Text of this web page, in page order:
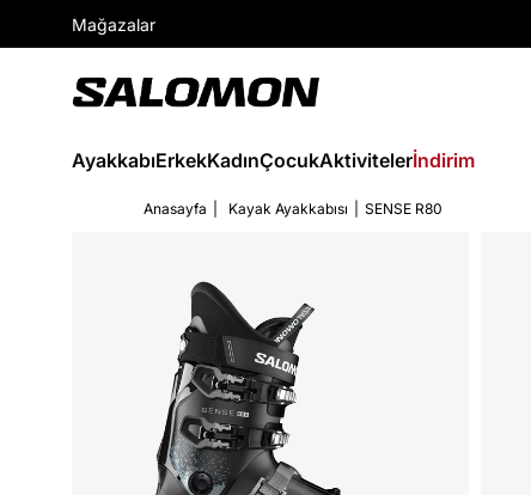
Mağazalar
AyakkabıErkekKadınÇocukAktivitelerİndirim
Anasayfa Kayak Ayakkabısı SENSE R80